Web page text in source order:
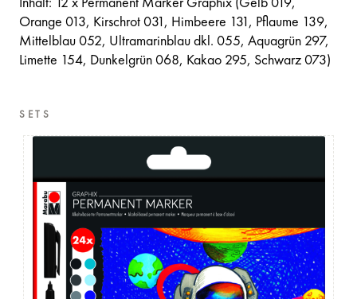
Inhalt: 12 x Permanent Marker Graphix (Gelb 019,
Orange 013, Kirschrot 031, Himbeere 131, Pflaume 139,
Mittelblau 052, Ultramarinblau dkl. 055, Aquagrün 297,
Limette 154, Dunkelgrün 068, Kakao 295, Schwarz 073)
SETS